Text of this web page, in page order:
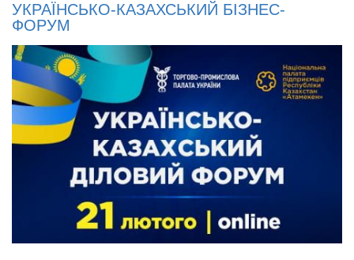
УКРАЇНСЬКО-КАЗАХСЬКИЙ БІЗНЕС-
ФОРУМ